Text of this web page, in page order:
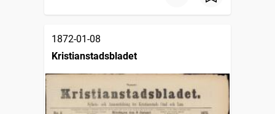
1872-01-08
Kristianstadsbladet